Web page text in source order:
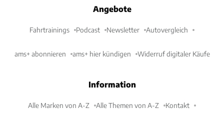
Angebote
Fahrtrainings Podcast Newsletter Autovergleich
ams+ abonnieren ams+ hier kündigen Widerruf digitaler Käufe
Information
Alle Marken von A-Z Alle Themen von A-Z Kontakt